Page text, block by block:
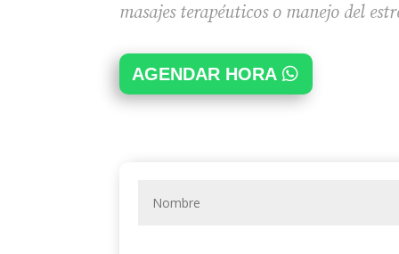
masajes terapéuticos o manejo del
AGENDAR HORA